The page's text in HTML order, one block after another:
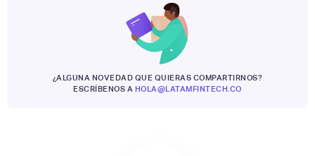
¿ALGUNA NOVEDAD QUE QUIERAS COMPARTIRNOS?
ESCRÍBENOS A HOLA@LATAMFINTECH.CO